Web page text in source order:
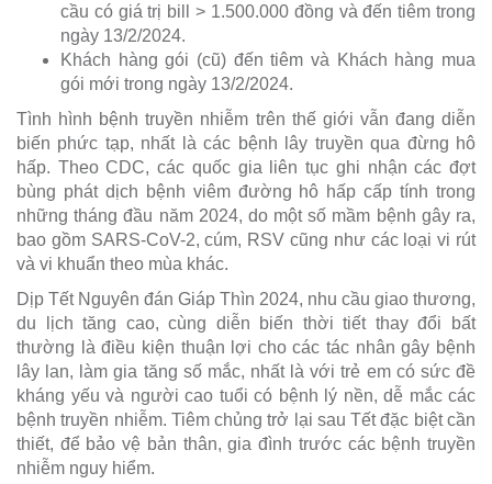
cầu có giá trị bill > 1.500.000 đồng và đến tiêm trong
ngày 13/2/2024.
Khách hàng gói (cũ) đến tiêm và Khách hàng mua
gói mới trong ngày 13/2/2024.
Tình hình bệnh truyền nhiễm trên thế giới vẫn đang diễn
biến phức tạp, nhất là các bệnh lây truyền qua đừng hô
hấp. Theo CDC, các quốc gia liên tục ghi nhận các đợt
bùng phát dịch bệnh viêm đường hô hấp cấp tính trong
những tháng đầu năm 2024, do một số mầm bệnh gây ra,
bao gồm SARS-CoV-2, cúm, RSV cũng như các loại vi rút
và vi khuẩn theo mùa khác.
Dịp Tết Nguyên đán Giáp Thìn 2024, nhu cầu giao thương,
du lịch tăng cao, cùng diễn biến thời tiết thay đổi bất
thường là điều kiện thuận lợi cho các tác nhân gây bệnh
lây lan, làm gia tăng số mắc, nhất là với trẻ em có sức đề
kháng yếu và người cao tuổi có bệnh lý nền, dễ mắc các
bệnh truyền nhiễm. Tiêm chủng trở lại sau Tết đặc biệt cần
thiết, để bảo vệ bản thân, gia đình trước các bệnh truyền
nhiễm nguy hiểm.